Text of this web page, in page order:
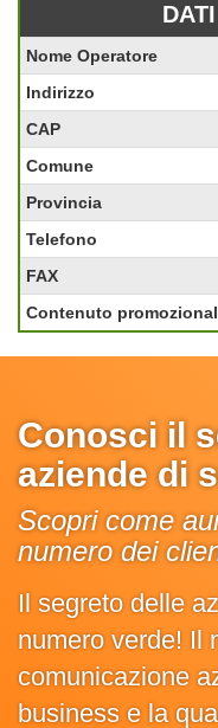
Nome Operatore
Indirizzo
CAP
Comune
Provincia
Telefono
FAX
Contenuto
Conosci il
aziende di
Scopri come
numero dei
Il segreto delle
numero verde! Il
comunicazione
business e la